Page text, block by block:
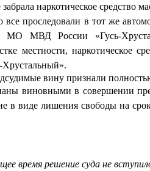
наркотическое средство
все проследовали в тот же
МО МВД России «Гусь-
местности, наркотическое
вину признали
виновными в совершении
в виде лишения свободы на
времярешение суда не